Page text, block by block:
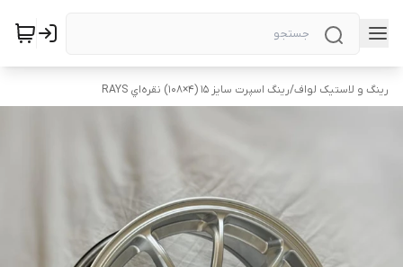
رینگ و لاستیک لواف/رینگ اسپرت سایز ۱۵ (۴×۱۰۸) نقره‌اي RAYS